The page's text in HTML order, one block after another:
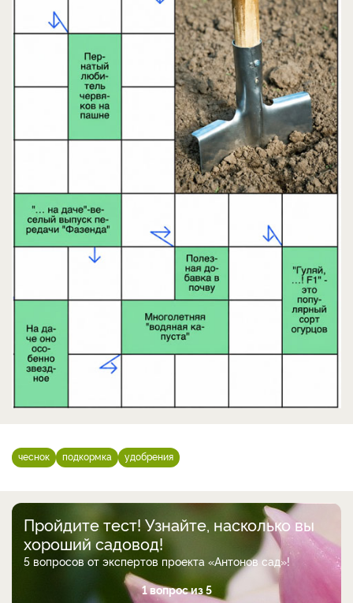
чеснок подкормка удобрения
Пройдите тест! Узнайте, насколько вы
хороший садовод!
5 вопросов от экспертов проекта «Антонов сад»!
1 вопрос из 5